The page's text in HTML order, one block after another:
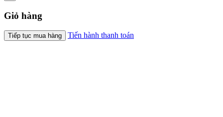
Giỏ hàng
Tiếp tục mua hàng Tiến hành thanh toán